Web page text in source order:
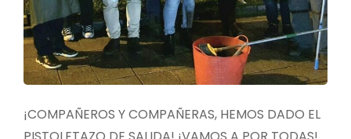
¡COMPAÑEROS Y COMPAÑERAS, HEMOS DADO EL